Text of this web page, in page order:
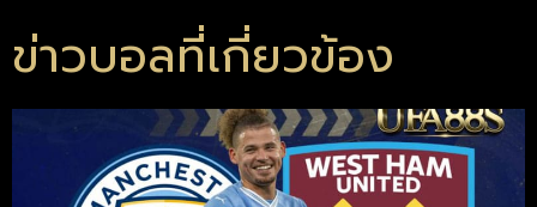
ข่าวบอลที่เกี่ยวข้อง